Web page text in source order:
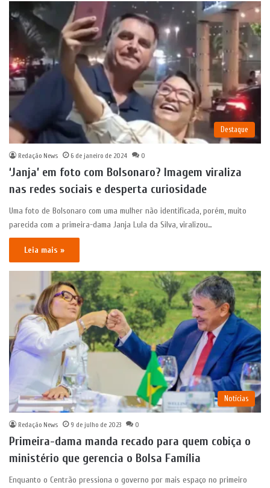
Destaque
Redação News 6 de janeiro de 2024 0
‘Janja’ em foto com Bolsonaro? Imagem viraliza
nas redes sociais e desperta curiosidade
Uma foto de Bolsonaro com uma mulher não identificada, porém, muito
parecida com a primeira-dama Janja Lula da Silva, viralizou…
Leia mais »
Notícias
Redação News 9 de julho de 2023 0
Primeira-dama manda recado para quem cobiça o
ministério que gerencia o Bolsa Família
Enquanto o Centrão pressiona o governo por mais espaço no primeiro